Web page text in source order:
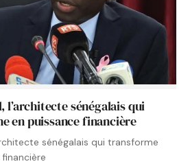
l’architecte sénégalais qui
en puissance financière
sénégalais qui transforme
financière